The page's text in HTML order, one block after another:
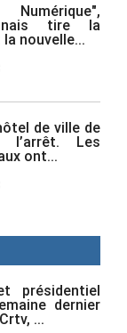
tire la
nouvelle...
de ville de
Les
ont...
présidentiel
dernier
...